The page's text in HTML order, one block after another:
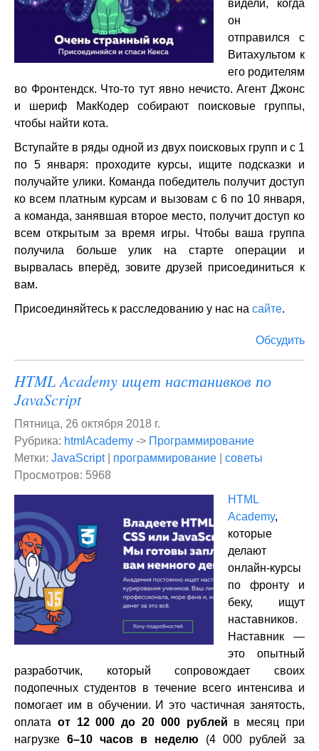
видели, когда
он
отправился с
Витахультом к
его родителям
во Фронтендск. Что-то тут явно нечисто. Агент Джонс
и шериф МакКодер собирают поисковые группы,
чтобы найти кота.
Вступайте в ряды одной из двух поисковых групп и с 1
по 5 января: проходите курсы, ищите подсказки и
получайте улики. Команда победитель получит доступ
ко всем платным курсам и вызовам с 6 по 10 января,
а команда, занявшая второе место, получит доступ ко
всем открытым за время игры. Чтобы ваша группа
получила больше улик на старте операции и
вырвалась вперёд, зовите друзей присоединиться к
вам.
Присоединяйтесь к расследованию у нас на сайте.
Обсудить
HTML Academy ищет настанивков по
JavaScript
Пятница, 26 октября 2018 г.
Рубрика: htmlAcademy -> Программирование
Метки: JavaScript| программирование
советы
Просмотров: 5968
HTML
Academy,
которые
делают
онлайн-курсы
по фронту и
беку, ищут
наставников.
Наставник —
это опытный
разработчик, который сопровождает своих
подопечных студентов в течение всего интенсива и
помогает им в обучении. И это частичная занятость,
оплата от 12 000 до 20 000 рублей в месяц при
нагрузке 6–10 часов в неделю (4 000 рублей за